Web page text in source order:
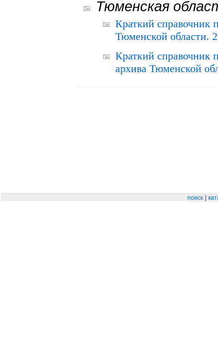
Тюменская
Краткий справочник
Тюменской области.
Краткий справочник
архива Тюменской
поиск